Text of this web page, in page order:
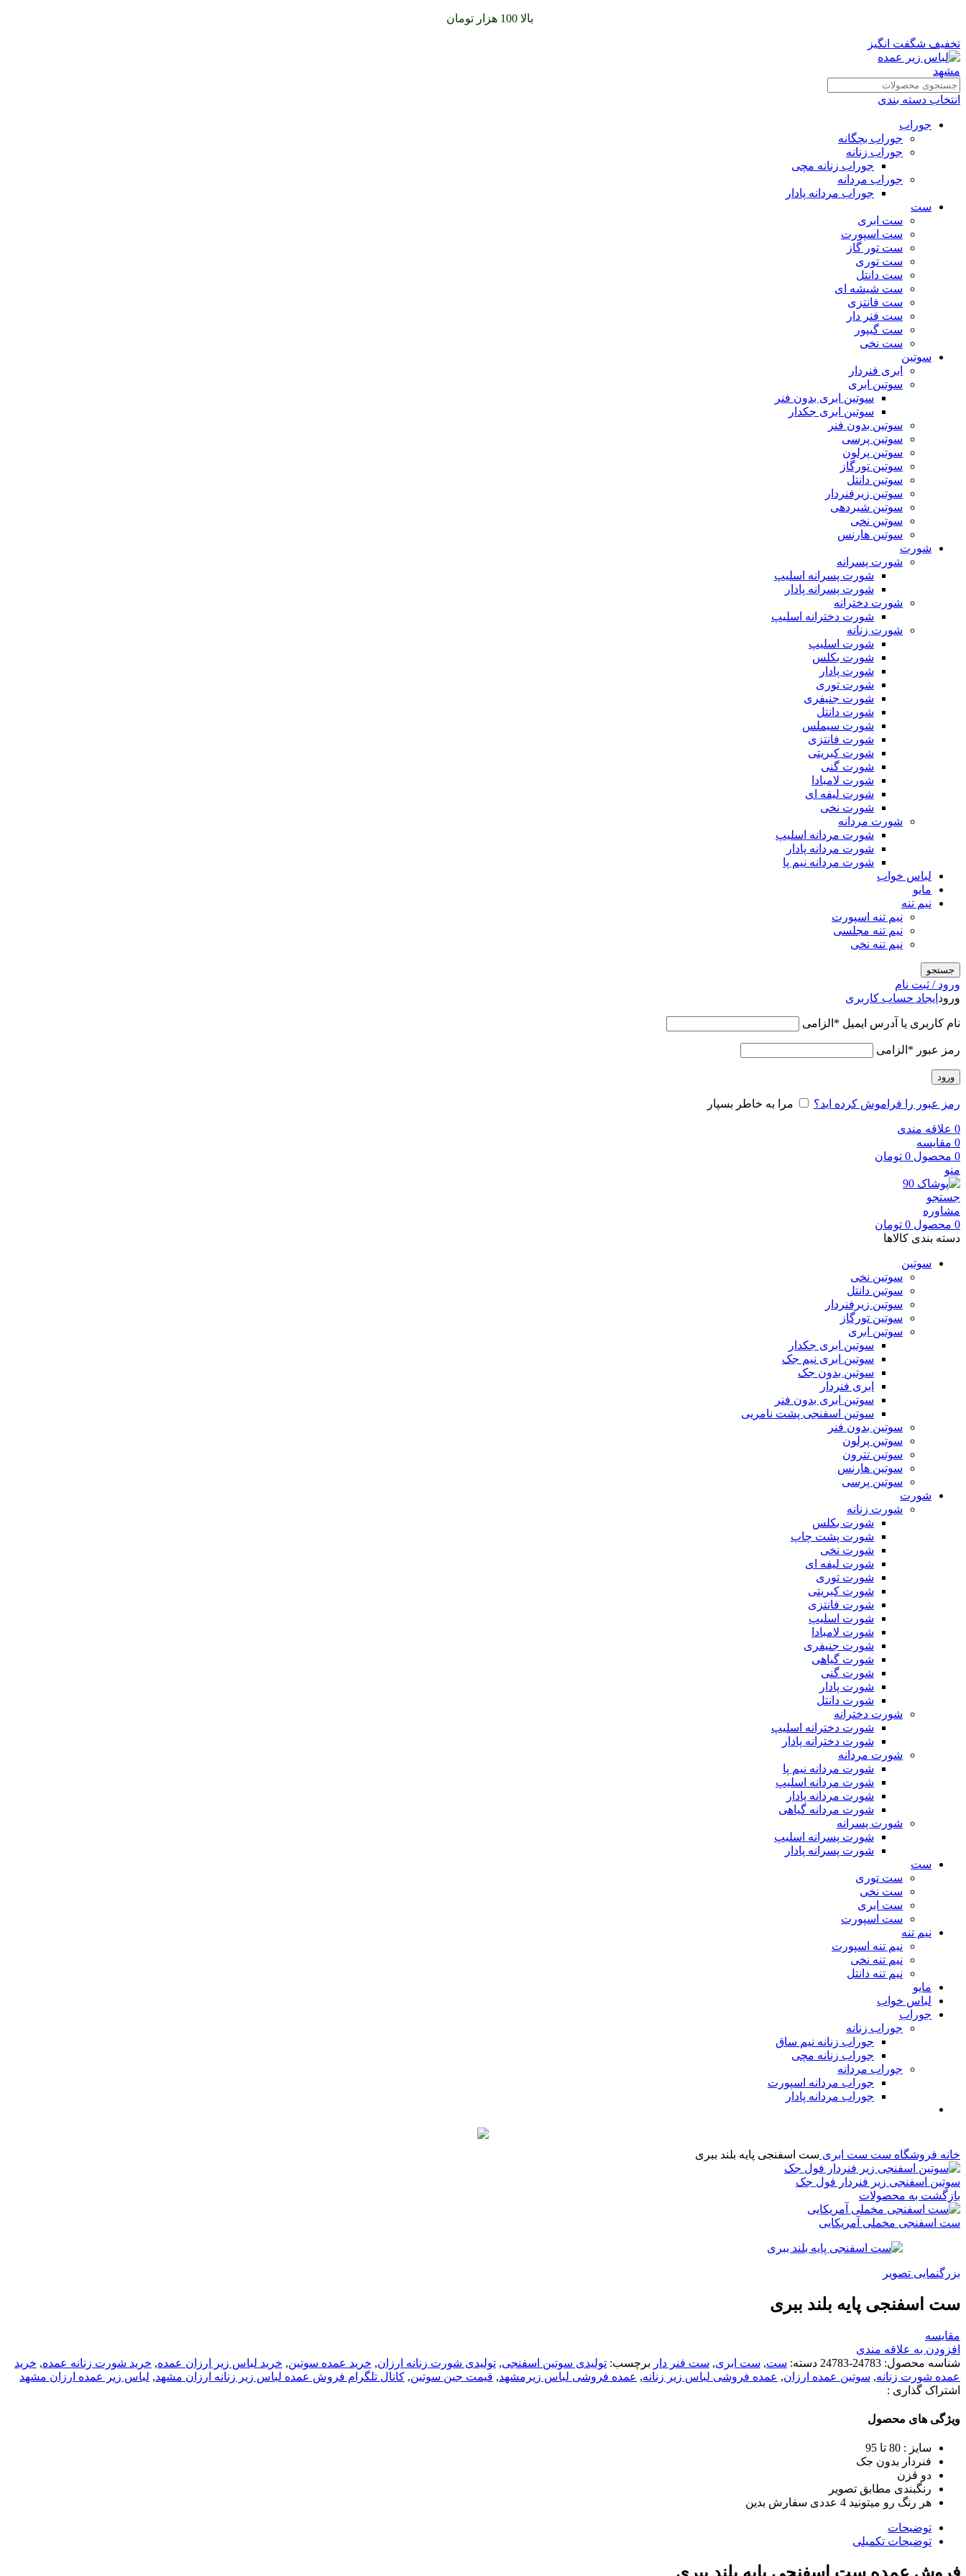
بالا 100 هزار تومان
تخفیف شگفت انگیز
انتخاب دسته بندی
جوراب
جوراب بچگانه
جوراب زنانه
جوراب زنانه مچی
جوراب مردانه
جوراب مردانه پادار
ست
ست ابری
ست اسپورت
ست تور گاز
ست توری
ست دانتل
ست شیشه ای
ست فانتزی
ست فنر دار
ست گیپور
ست نخی
سوتین
ابری فنردار
سوتین ابری
سوتین ابری بدون فنر
سوتین ابری جکدار
سوتین بدون فنر
سوتین پرسی
سوتین پرلون
سوتین تورگاز
سوتین دانتل
سوتین زیرفنردار
سوتین شیردهی
سوتین نخی
سوتین هارنس
شورت
شورت پسرانه
شورت پسرانه اسلیپ
شورت پسرانه پادار
شورت دخترانه
شورت دخترانه اسلیپ
شورت زنانه
شورت اسلیپ
شورت بکلس
شورت پادار
شورت توری
شورت جنیفری
شورت دانتل
شورت سیملس
شورت فانتزی
شورت کبریتی
شورت گنی
شورت لامبادا
شورت لیفه ای
شورت نخی
شورت مردانه
شورت مردانه اسلیپ
شورت مردانه پادار
شورت مردانه نیم پا
لباس خواب
مایو
نیم تنه
نیم تنه اسپورت
نیم تنه مجلسی
نیم تنه نخی
جستجو
ورود / ثبت نام
ورود ایجاد حساب کاربری
نام کاربری یا آدرس ایمیل * الزامی
رمز عبور * الزامی
ورود
رمز عبور را فراموش کرده اید؟ مرا به خاطر بسپار
0 علاقه مندی
0 مقایسه
0 محصول 0 تومان
منو
جستجو
مشاوره
0 محصول 0 تومان
دسته بندی کالاها
سوتین
سوتین نخی
سوتین دانتل
سوتین زیرفنردار
سوتین تورگاز
سوتین ابری
سوتین ابری جکدار
سوتین ابری نیم جک
سوتین بدون جک
ابری فنردار
سوتین ابری بدون فنر
سوتین اسفنجی پشت نامریی
سوتین بدون فنر
سوتین پرلون
سوتین تترون
سوتین هارنس
سوتین پرسی
شورت
شورت زنانه
شورت بکلس
شورت پشت چاپ
شورت نخی
شورت لیفه ای
شورت توری
شورت کبریتی
شورت فانتزی
شورت اسلیپ
شورت لامبادا
شورت جنیفری
شورت گیاهی
شورت گنی
شورت پادار
شورت دانتل
شورت دخترانه
شورت دخترانه اسلیپ
شورت دخترانه پادار
شورت مردانه
شورت مردانه نیم پا
شورت مردانه اسلیپ
شورت مردانه پادار
شورت مردانه گیاهی
شورت پسرانه
شورت پسرانه اسلیپ
شورت پسرانه پادار
ست
ست توری
ست نخی
ست ابری
ست اسپورت
نیم تنه
نیم تنه اسپورت
نیم تنه نخی
نیم تنه دانتل
مایو
لباس خواب
جوراب
جوراب زنانه
جوراب زنانه نیم ساق
جوراب زنانه مچی
جوراب مردانه
جوراب مردانه اسپورت
جوراب مردانه پادار
خانه فروشگاه ست ست ابری ست اسفنجی پایه بلند ببری
سوتین اسفنجی زیر فنردار فول جک
بازگشت به محصولات
ست اسفنجی مخملی آمریکایی
بزرگنمایی تصویر
ست اسفنجی پایه بلند ببری
مقایسه
افزودن به علاقه مندی
شناسه محصول: 24783-24783 دسته: ست, ست ابری, ست فنر دار برچسب: تولیدی سوتین اسفنجی, تولیدی شورت زنانه ارزان, خريد عمده سوتين, خريد لباس زير ارزان عمده, خرید شورت زنانه عمده, خرید
عمده شورت زنانه, سوتین عمده ارزان, عمده فروشی لباس زير زنانه, عمده فروشی لباس زیرمشهد, قیمت جین سوتین, کانال تلگرام فروش عمده لباس زير زنانه ارزان مشهد, لباس زير عمده ارزان مشهد
اشتراک گذاری :
ویژگی های محصول
سایز : 80 تا 95
فنردار بدون جک
دو قزن
رنگبندی مطابق تصویر
هر رنگ رو میتونید 4 عددی سفارش بدین
توضیحات
توضیحات تکمیلی